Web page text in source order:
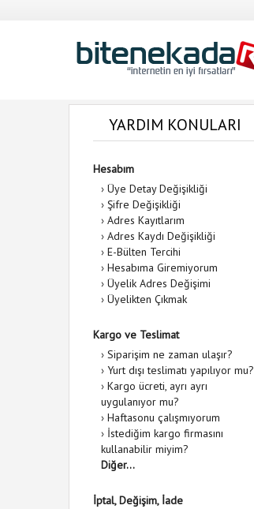
YARDIM KONULARI
Hesabım
› Üye Detay Değişikliği
› Şifre Değişikliği
› Adres Kayıtlarım
› Adres Kaydı Değişikliği
› E-Bülten Tercihi
› Hesabıma Giremiyorum
› Üyelik Adres Değişimi
› Üyelikten Çıkmak
Kargo ve Teslimat
› Siparişim ne zaman ulaşır?
› Yurt dışı teslimatı yapılıyor mu?
› Kargo ücreti, ayrı ayrı
uygulanıyor mu?
› Haftasonu çalışmıyorum
› İstediğim kargo firmasını
kullanabilir miyim?
Diğer...
İptal, Değişim, İade